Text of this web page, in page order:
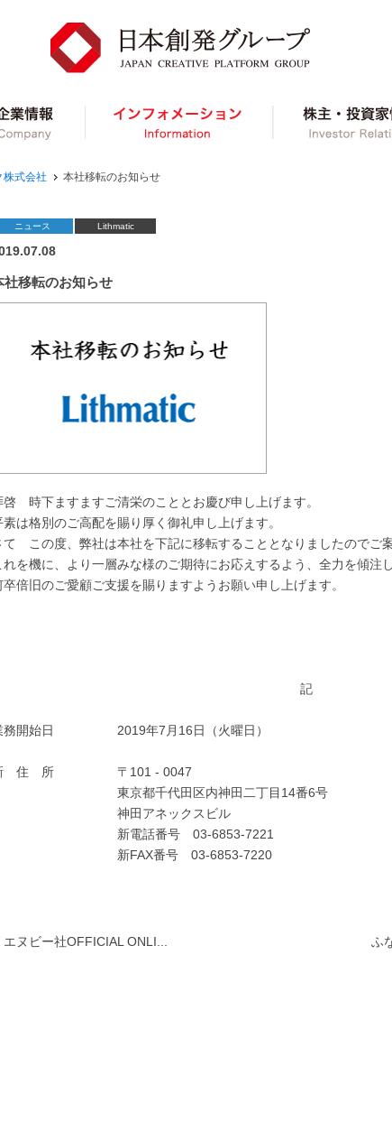
事業紹介 企業情報 インフォメーション
株式会社 本社移転のお知らせ
ニュース Lithmatic
社移転のお知らせ
啓 時下ますますご清栄のこととお慶び申し上げます。
素は格別のご高配を賜り厚く御礼申し上げます。
て この度、弊社は本社を下記に移転することとなりましたのでご案
れを機に、より一層みな様のご期待にお応えするよう、全力を傾注
卒倍旧のご愛顧ご支援を賜りますようお願い申し上げます。
記
務開始日 2019年7月16日（火曜日）
住 所 〒101 - 0047
京都千代田区内神田二丁目14番6号
田アネックスビル
電話番号 03-6853-7221
FAX番号 03-6853-7220
エヌビー社OFFICIAL ONLI... ふ